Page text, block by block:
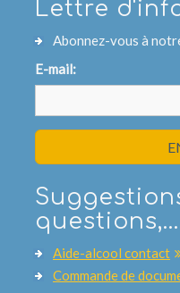
Lettre
Abonnez-vous à
E-mail:
Aide-alcool contact
Commande de